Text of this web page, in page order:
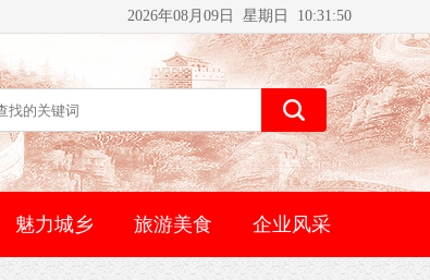
2026年08月09日 星期日 10:31:50
魅力城乡 旅游美食 企业风采